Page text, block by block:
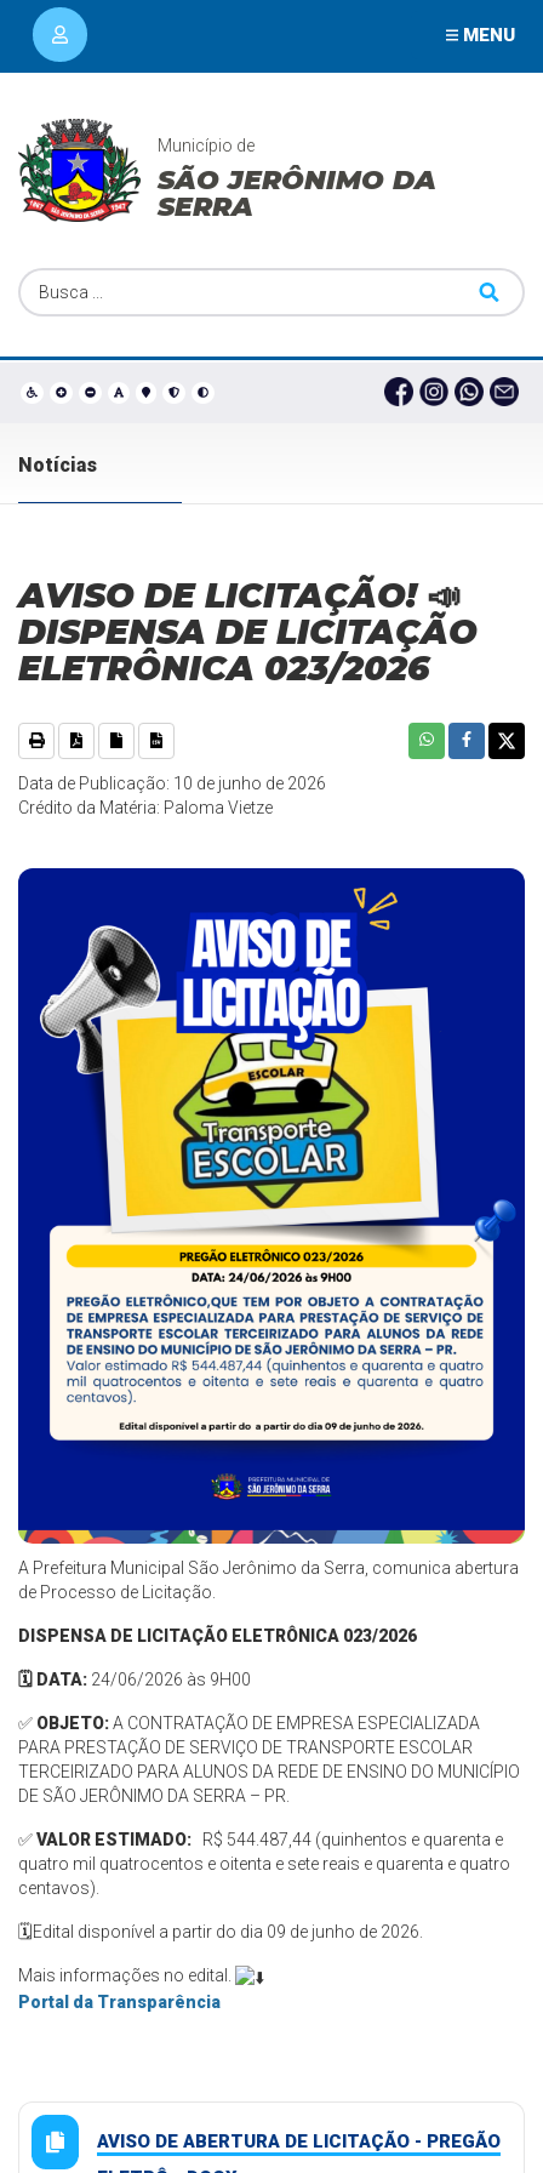
MENU
Município de
SÃO JERÔNIMO DA
SERRA
Notícias
AVISO DE LICITAÇÃO! 📣
DISPENSA DE LICITAÇÃO
ELETRÔNICA 023/2026
Data de Publicação: 10 de junho de 2026
Crédito da Matéria: Paloma Vietze
A Prefeitura Municipal São Jerônimo da Serra, comunica abertura
de Processo de Licitação.
DISPENSA DE LICITAÇÃO ELETRÔNICA 023/2026
🗓️ DATA: 24/06/2026 às 9H00
✅ OBJETO:A CONTRATAÇÃO DE EMPRESA ESPECIALIZADA
PARA PRESTAÇÃO DE SERVIÇO DE TRANSPORTE ESCOLAR
TERCEIRIZADO PARA ALUNOS DA REDE DE ENSINO DO MUNICÍPIO
DE SÃO JERÔNIMO DA SERRA – PR.
✅VALOR ESTIMADO:
R$ 544.487,44 (quinhentos e quarenta e
quatro mil quatrocentos e oitenta e sete reais e quarenta e quatro
centavos).
🗓️Edital disponível a partir do dia 09 de junho de 2026.
Mais informações no edital.
Portal da Transparência
AVISO DE ABERTURA DE LICITAÇÃO - PREGÃO